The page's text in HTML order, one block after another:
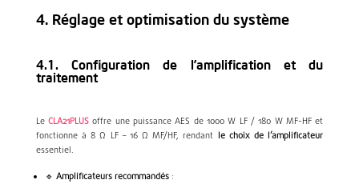
4. Réglage et optimisation du système
4.1. Configuration de l’amplification et du
traitement
LeCLA21PLUS offre une puissance AES de 1000 W LF / 180 W MF-HF et
fonctionne à 8 Ω LF – 16 Ω MF/HF, rendant le choix de l’amplificateur
essentiel.
🔹 Amplificateurs recommandés: